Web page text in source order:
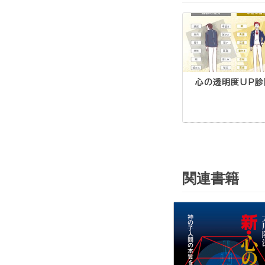
心の透明度UP診
関連書籍